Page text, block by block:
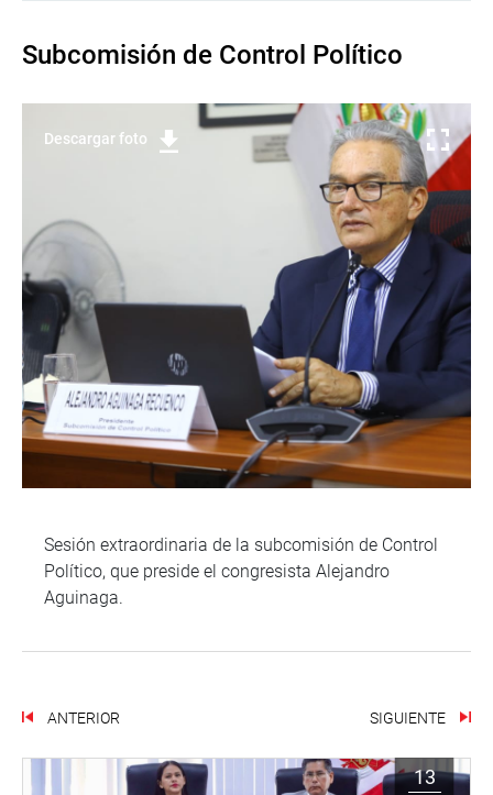
Subcomisión de Control Político
Descargar foto
Sesión extraordinaria de la subcomisión de Control
Político, que preside el congresista Alejandro
Aguinaga.
ANTERIOR SIGUIENTE
13